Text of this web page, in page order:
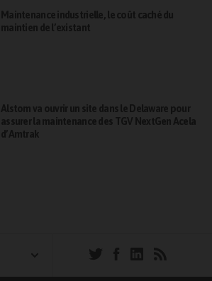
Maintenance industrielle, le coût caché du
maintien de l’existant
Alstom va ouvrir un site dans le Delaware pour
assurer la maintenance des TGV NextGen Acela
d’Amtrak